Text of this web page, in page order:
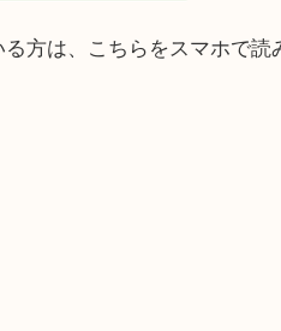
是非
フォレスタ六甲店
ります
お友だち登録お願いしま